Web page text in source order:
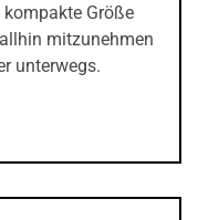
Größe
mitzunehmen
unterwegs.